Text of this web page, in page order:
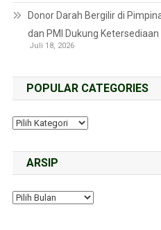
Donor Darah Bergilir di
dan PMI Dukung
Juli 18, 2026
POPULAR CATEGORIES
ARSIP